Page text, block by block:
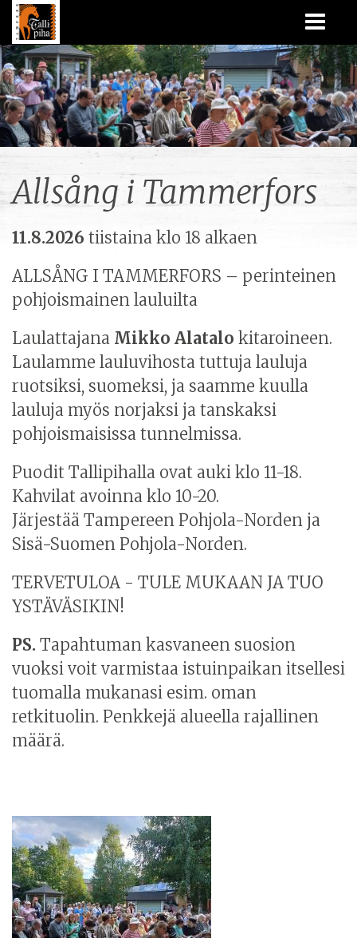
Allsång i Tammerfors
11.8.2026 tiistaina klo 18 alkaen
ALLSÅNG I TAMMERFORS – perinteinen
pohjoismainen lauluilta
Laulattajana Mikko Alatalo kitaroineen.
Laulamme lauluvihosta tuttuja lauluja
ruotsiksi, suomeksi, ja saamme kuulla
lauluja myös norjaksi ja tanskaksi
pohjoismaisissa tunnelmissa.
Puodit Tallipihalla ovat auki klo 11-18.
Kahvilat avoinna klo 10-20.
Järjestää Tampereen Pohjola-Norden ja
Sisä-Suomen Pohjola-Norden.
TERVETULOA - TULE MUKAAN JA TUO
YSTÄVÄSIKIN!
PS. Tapahtuman kasvaneen suosion
vuoksi voit varmistaa istuinpaikan itsellesi
tuomalla mukanasi esim. oman
retkituolin. Penkkejä alueella rajallinen
määrä.